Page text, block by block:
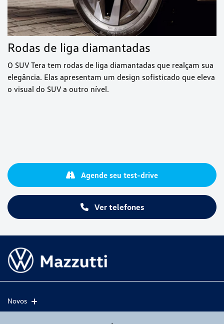
Rodas de liga diamantadas
O SUV Tera tem rodas de liga diamantadas que realçam sua
elegância. Elas apresentam um design sofisticado que eleva
o visual do SUV a outro nível.
Ver telefones
Agende seu test-drive
Novos